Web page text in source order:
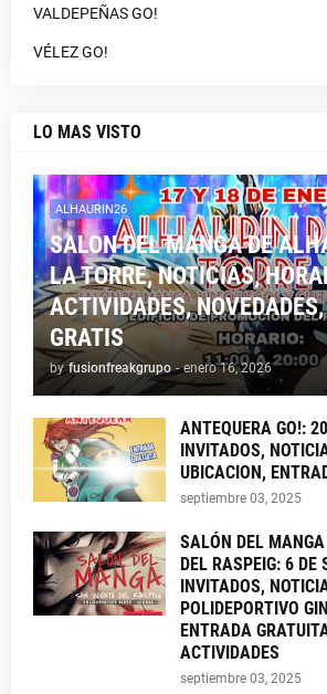
VALDEPEÑAS GO!
VÉLEZ GO!
LO MAS VISTO
ALHAURIN26
SALON DEL MANGA DE
LA TORRE, NOTICIAS,
ACTIVIDADES,
GRATIS
by fusionfreakgrupo - enero 16, 2026
ANTEQUERA GO!:
INVITADOS,
UBICACION,
septiembre 03, 2025
SALÓN DEL
DEL RASPEIG: 6 DE
INVITADOS,
POLIDEPORTIVO
ENTRADA
ACTIVIDADES
septiembre 03, 2025